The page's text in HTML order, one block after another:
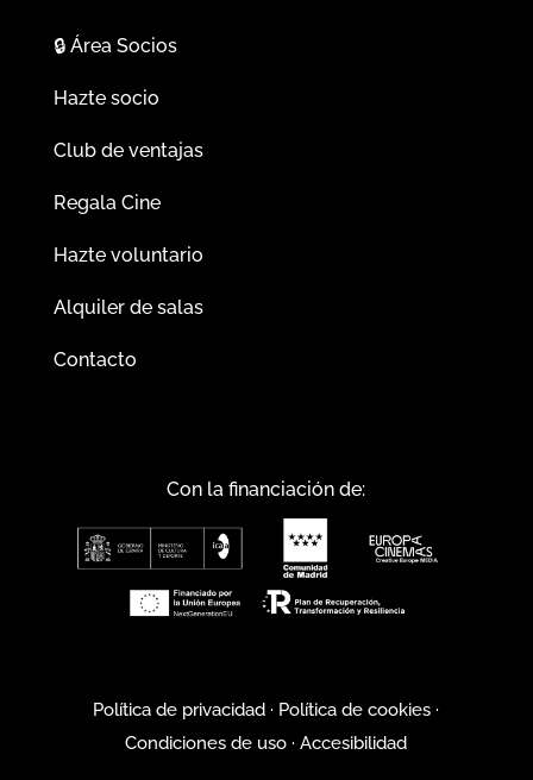
🔒Área Socios
Hazte socio
Club de ventajas
Regala Cine
Hazte voluntario
Alquiler de salas
Contacto
Con la financiación de:
Política de privacidad · Política de cookies ·
Condiciones de uso ·Accesibilidad